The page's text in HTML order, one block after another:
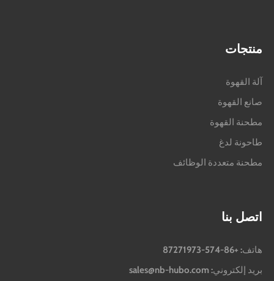
منتجات
آلة القهوة
صانع القهوة
مطحنة القهوة
طاحونة لدغ
مطحنة متعددة الوظائف
اتصل بنا
هاتف: +86-574-87271973
بريد إلكتروني: sales@nb-hubo.com